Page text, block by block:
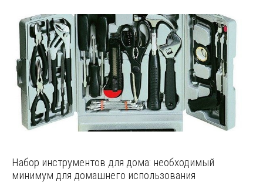
Набор инструментов для дома: необходимый
минимум для домашнего использования